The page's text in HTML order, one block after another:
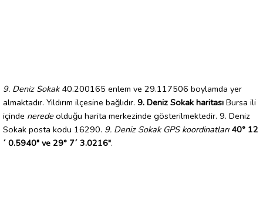
9. Deniz Sokak40.200165 enlem ve 29.117506 boylamda yer
almaktadır. Yıldırım ilçesine bağlıdır. 9. Deniz Sokak haritası Bursa ili
içinde nerede olduğu harita merkezinde gösterilmektedir. 9. Deniz
Sokak posta kodu 16290. 9. Deniz Sokak GPS koordinatları 40° 12
´ 0.5940" ve 29° 7´ 3.0216".